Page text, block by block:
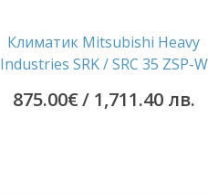
Климатик Mitsubishi Heavy
Industries SRK / SRC 35 ZSP-W
875.00€/ 1,711.40 лв.